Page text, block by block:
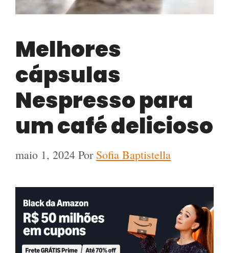
Melhores
cápsulas
Nespresso para
um café delicioso
maio 1, 2024 Por Sofia Baptistella